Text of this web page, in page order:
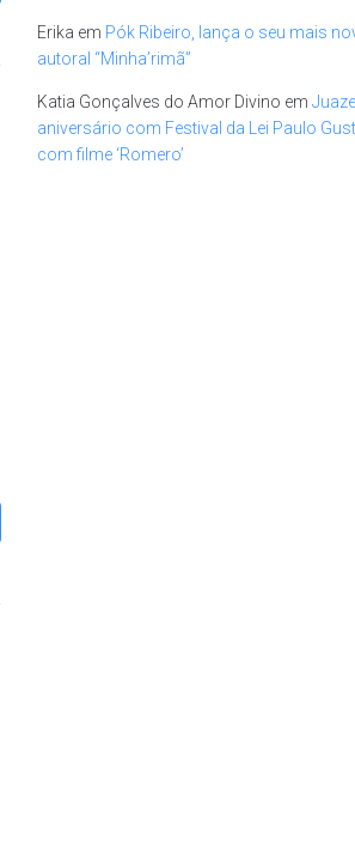
Erika em Pók Ribeiro, lança o seu mais
autoral “Minha’rimã”
Katia Gonçalves do Amor Divino em
aniversário com Festival da Lei Paulo
com filme ‘Romero’